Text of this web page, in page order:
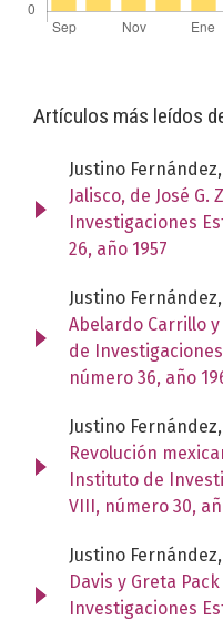
Artículos más leídos
Justino Fernández,
Jalisco, de José G.
Investigaciones
26, año 1957
Justino Fernández,
Abelardo Carrillo y
de
número 36, año
Justino Fernández,
Revolución
Instituto de
VIII, número 30,
Justino Fernández,
Davis y Greta Pack
Investigaciones